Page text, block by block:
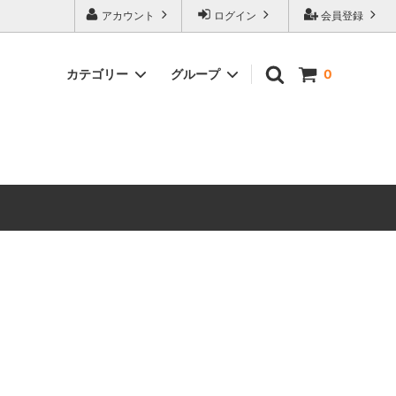
会員登録
ログイン
アカウント
0
カテゴリー グループ